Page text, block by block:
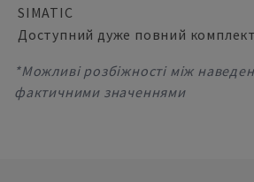
SIMATIC
Доступний дуже повний
*Можливі розбіжності між
фактичними значеннями